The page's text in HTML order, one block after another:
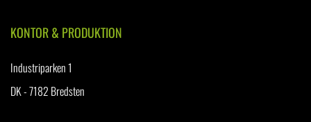
KONTOR & PRODUKTION
Industriparken 1
DK - 7182 Bredsten